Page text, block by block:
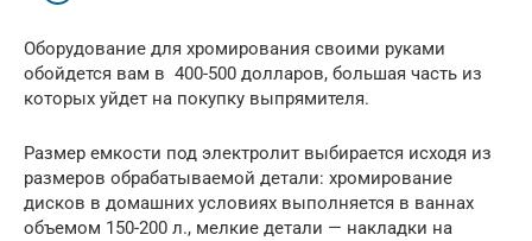
Оборудование для хромирования своими руками
обойдется вам в 400-500 долларов, большая часть из
которых уйдет на покупку выпрямителя.
Размер емкости под электролит выбирается исходя из
размеров обрабатываемой детали: хромирование
дисков в домашних условиях выполняется в ваннах
объемом 150-200 л., мелкие детали — накладки на